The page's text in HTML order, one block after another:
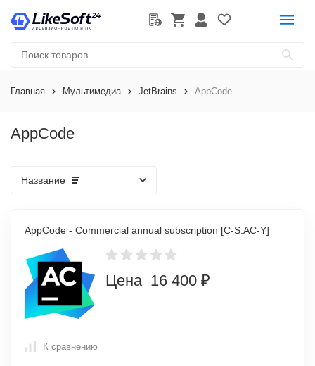
Главная Мультимедиа JetBrains AppCode
AppCode
Название
AppCode - Commercial annual subscription [C-S.AC-Y]
Цена 16 400 ₽
К сравнению